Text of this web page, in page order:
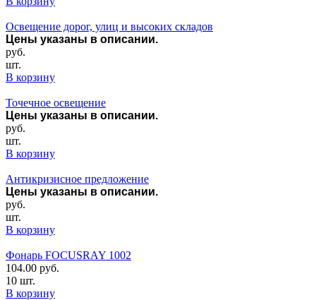
Освещение дорог, улиц и высоких складов
Цены указаны в описании.
руб.
шт.
В корзину
Точечное освещение
Цены указаны в описании.
руб.
шт.
В корзину
Антикризисное предложение
Цены указаны в описании.
руб.
шт.
В корзину
Фонарь FOCUSRAY 1002
104.00 руб.
10 шт.
В корзину